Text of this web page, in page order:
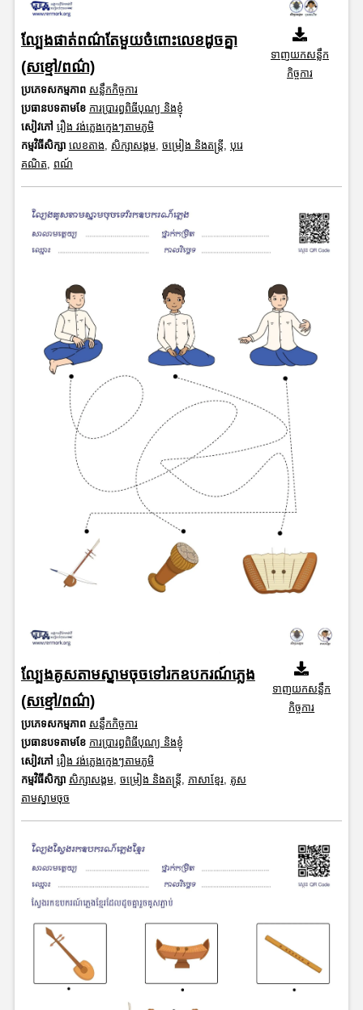
ល្បែងផាត់ពណ៌តែមួយចំពោះលេខដូចគ្នា
(សខ្មៅ/ពណ៌)
ប្រភេទសកម្មភាព សន្លឹកកិច្ចការ
ប្រធានបទតាមខែ ការប្រារព្ធពិធីបុណ្យ និងខ្ញុំ
សៀវភៅ រឿង វង់ភ្លេងក្មេងៗតាមភូមិ
កម្មវិធីសិក្សា លេខតាង សិក្សាសង្គម, ចម្រៀង និងតន្ត្រី បុរេ
គណិត
ពណ៍
ទាញយកសន្លឹក
កិច្ចការ
ល្បែងគូសតាមស្នាមចុចទៅរកឧបករណ៍ភ្លេង
(សខ្មៅ/ពណ៌)
ប្រភេទសកម្មភាព សន្លឹកកិច្ចការ
ប្រធានបទតាមខែ ការប្រារព្ធពិធីបុណ្យ និងខ្ញុំ
សៀវភៅ រឿង វង់ភ្លេងក្មេងៗតាមភូមិ
កម្មវិធីសិក្សា សិក្សាសង្គម, ចម្រៀង និងតន្ត្រី, ភាសាខ្មែរ, គូស
តាមស្នាមចុច
ទាញយកសន្លឹក
កិច្ចការ